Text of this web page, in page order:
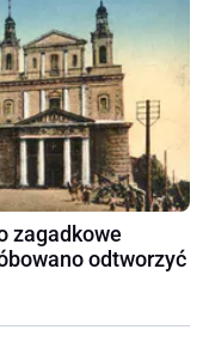
zagadkowe
odtworzyć